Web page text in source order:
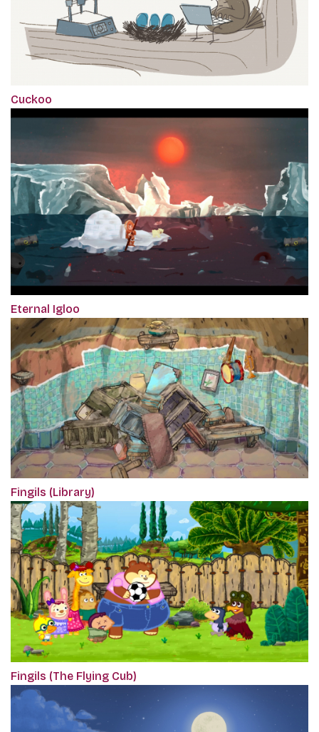
Cuckoo
Eternal Igloo
Fingils (Library)
Fingils (The Flying Cub)